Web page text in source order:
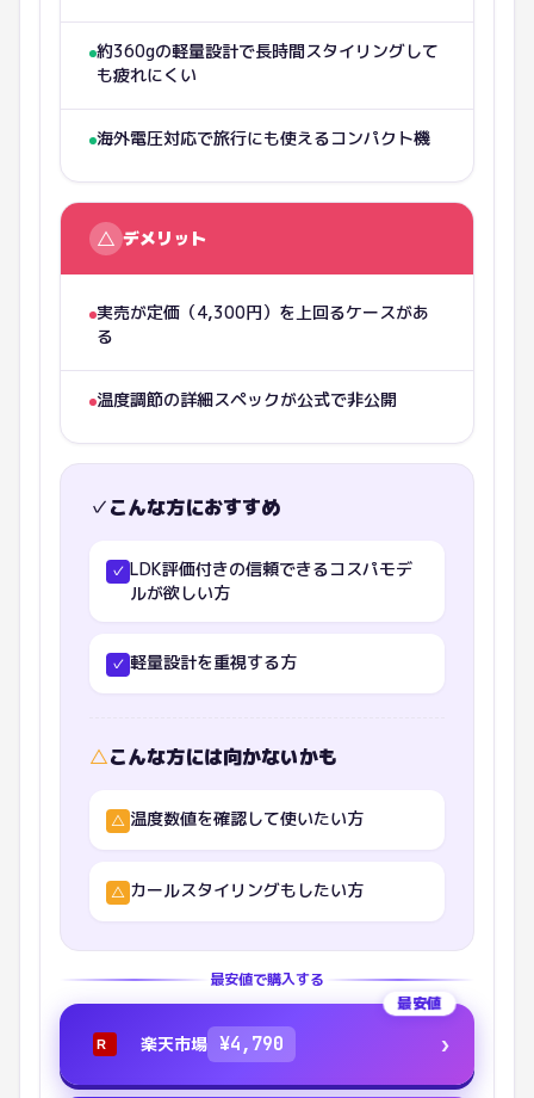
約360gの軽量設計で長時間スタイリングして
も疲れにくい
海外電圧対応で旅行にも使えるコンパクト機
△ デメリット
実売が定価（4,300円）を上回るケースがあ
る
温度調節の詳細スペックが公式で非公開
✓こんな方におすすめ
✓ LDK評価付きの信頼できるコスパモデ
ルが欲しい方
✓ 軽量設計を重視する方
△こんな方には向かないかも
△ 温度数値を確認して使いたい方
△ カールスタイリングもしたい方
最安値で購入する
最安値
R 楽天市場 ¥4,790 ›